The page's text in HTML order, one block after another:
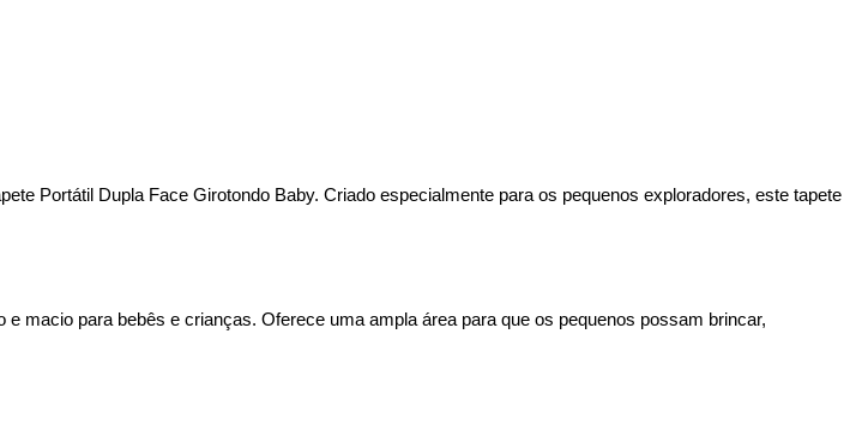
Portátil Dupla Face Girotondo Baby. Criado especialmente para os pequenos exploradores, este tapete
macio para bebês e crianças. Oferece uma ampla área para que os pequenos possam brincar,